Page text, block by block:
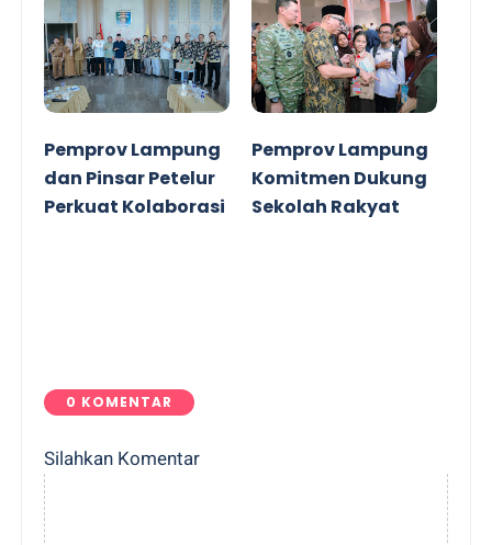
Pemprov Lampung
dan Pinsar Petelur
Perkuat Kolaborasi
Pemprov Lampung
Komitmen Dukung
Sekolah Rakyat
0 KOMENTAR
Silahkan Komentar